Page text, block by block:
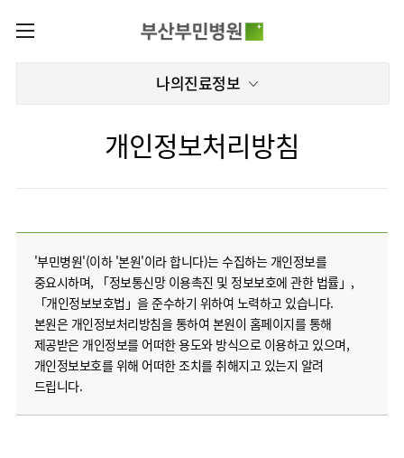
로그인
로봇수술센터
족부·
족관절클리닉
척추센터
척추내시경센터
심뇌혈관센터
뇌신경센터
말초혈관센터
진료과 전체보기
정형외과
신경외과
소화기내과
순환기내과
호흡기내과
의료진
진료시간표
외래진료
입원/
퇴원/
병문안
진료협력센터
층별안내
주차시설안내
편의시설
증명서재발급
서식다운로드
비급여진료비
병원장인사말
비전과
핵심가치
부민스토리
연혁
조직도
미디어센터
병원소식
언론보도
인재채용
온라인
부민그룹소개
이사장소개
비전과
핵심가치
부민그룹소식
KOR
나의진료정보
개인정보처리방침
'부민병원'(이하 '본원'이라 합니다)는 수집하는 개인정보를
중요시하며, 「정보통신망 이용촉진 및 정보보호에 관한 법률」,
「개인정보보호법」을 준수하기 위하여 노력하고 있습니다.
본원은 개인정보처리방침을 통하여 본원이 홈페이지를 통해
제공받은 개인정보를 어떠한 용도와 방식으로 이용하고 있으며,
개인정보보호를 위해 어떠한 조치를 취해지고 있는지 알려
드립니다.